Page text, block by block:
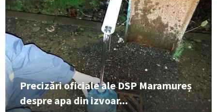
Precizări oficiale ale DSP Maramureș
despre apa din izvoar...